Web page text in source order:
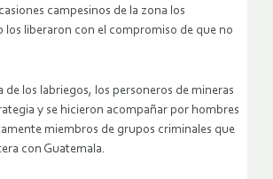
campesinos de la zona los
los liberaron con el compromiso de que no
de los labriegos, los personeros de mineras
y se hicieron acompañar por hombres
miembros de grupos criminales que
con Guatemala.